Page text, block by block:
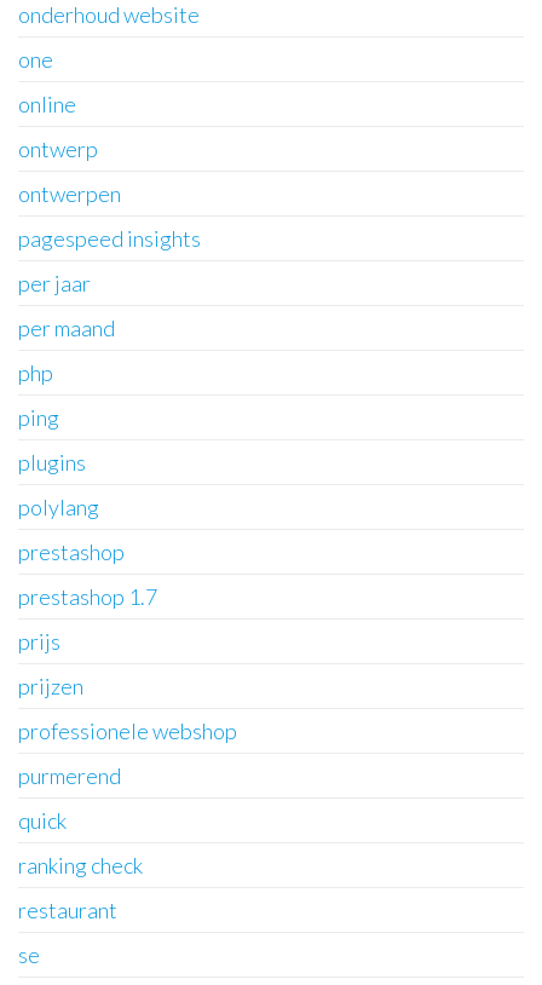
onderhoud website
one
online
ontwerp
ontwerpen
pagespeed insights
per jaar
per maand
php
ping
plugins
polylang
prestashop
prestashop 1.7
prijs
prijzen
professionele webshop
purmerend
quick
ranking check
restaurant
se